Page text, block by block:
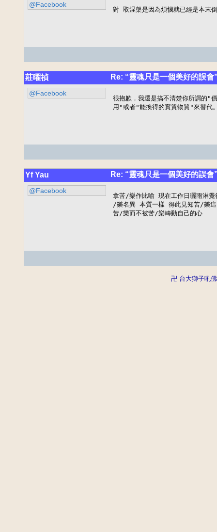
@Facebook
對 取涅槃是因為煩惱就已經是本末
莊曜禎 Re: “靈魂只是一個美好的誤
@Facebook
很抱歉，我還是搞不清楚你所謂的"
用"或者"能換得的實質物質"來替代
Yf Yau Re: “靈魂只是一個美好的誤
@Facebook
拿苦/樂作比喻 現在工作日曬雨淋
/樂名異 本質一樣 得此見知苦/樂
苦/樂而不被苦/樂轉動自己的心
卍 台大獅子吼